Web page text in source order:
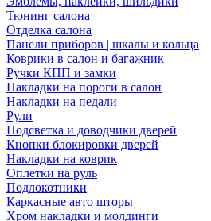
Тюнинг салона
Отделка салона
Панели приборов | шкалы и кольца
Коврики в салон и багажник
Ручки КПП и замки
Накладки на пороги в салон
Накладки на педали
Рули
Подсветка и доводчики дверей
Кнопки блокировки дверей
Накладки на коврик
Оплетки на руль
Подлокотники
Каркасные авто шторы
Хром накладки и молдинги